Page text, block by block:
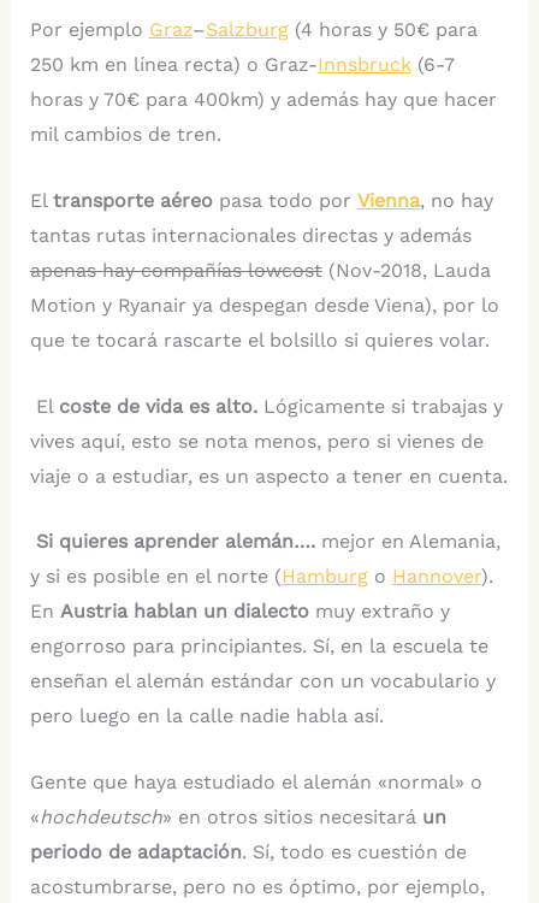
Por ejemplo Graz–Salzburg(4 horas y 50€ para
250 km en línea recta) o Graz-Innsbruck(6-7
horas y 70€ para 400km) y además hay que hacer
mil cambios de tren.
El transporte aéreopasa todo por Vienna, no hay
tantas rutas internacionales directas y además
apenas hay compañías lowcost(Nov-2018, Lauda
Motion y Ryanair ya despegan desde Viena), por lo
que te tocará rascarte el bolsillo si quieres volar.
El coste de vida es alto.Lógicamente si trabajas y
vives aquí, esto se nota menos, pero si vienes de
viaje o a estudiar, es un aspecto a tener en cuenta.
Si quieres aprender alemán….mejor en Alemania,
y si es posible en el norte (Hamburgo Hannover).
En Austria hablan un dialectomuy extraño y
engorroso para principiantes. Sí, en la escuela te
enseñan el alemán estándar con un vocabulario y
pero luego en la calle nadie habla así.
Gente que haya estudiado el alemán «normal» o
«hochdeutsch» en otros sitios necesitará un
periodo de adaptación. Sí, todo es cuestión de
acostumbrarse, pero no es óptimo, por ejemplo,